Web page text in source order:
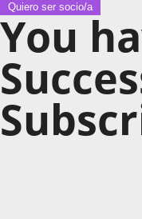
Quiero ser socio/a
You